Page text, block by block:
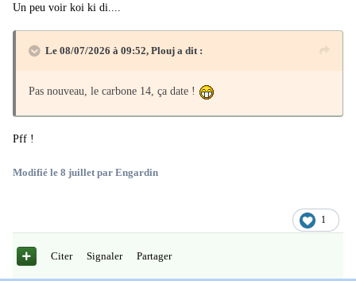
Un peu voir koi ki di....
Le 08/07/2026 à 09:52, Plouj a dit :
Pas nouveau, le carbone 14, ça date !
Pff !
Modifié le 8 juillet par Engardin
1
Citer Signaler Partager